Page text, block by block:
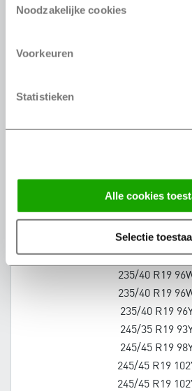
Noodzakelijke cookies
Voorkeuren
Statistieken
alle cookies
selectie
225/35 R19
225/40 R19
225/40 R19
225/45 R19
235/35 R19
235/40 R19
235/40 R19
235/40 R19
245/35 R19
245/45 R19
245/45 R19
245/45 R19